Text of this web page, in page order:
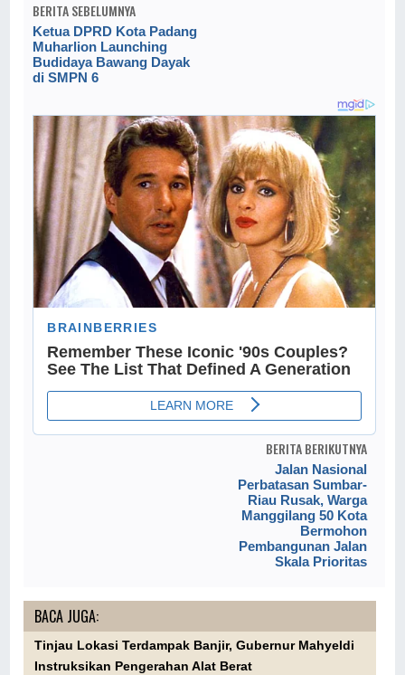
BERITA SEBELUMNYA
Ketua DPRD Kota Padang
Muharlion Launching
Budidaya Bawang Dayak
di SMPN 6
BERITA BERIKUTNYA
Jalan Nasional
Perbatasan Sumbar-
Riau Rusak, Warga
Manggilang 50 Kota
Bermohon
Pembangunan Jalan
Skala Prioritas
BACA JUGA:
Tinjau Lokasi Terdampak Banjir, Gubernur Mahyeldi
Instruksikan Pengerahan Alat Berat